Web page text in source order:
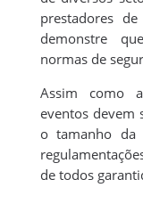
prestadores
demonstre
normas de
Assim como
eventos devem
o tamanho
de todos